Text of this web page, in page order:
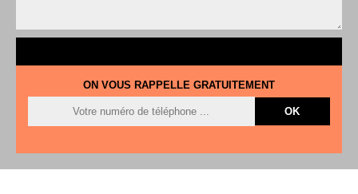
ON VOUS RAPPELLE GRATUITEMENT